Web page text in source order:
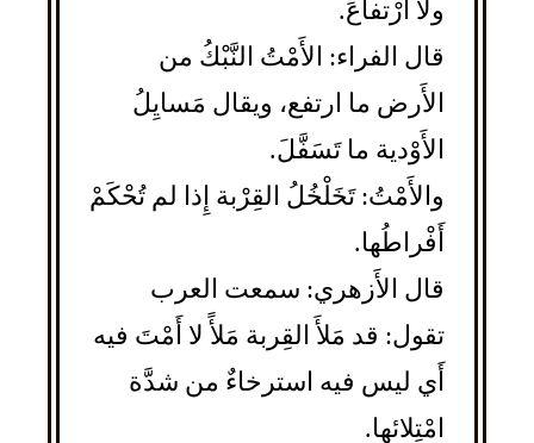
ولا ارْتفاعَ.
قال الفراء: الأَمْتُ النَّبْكُ من
الأَرض ما ارتفع، ويقال مَسايِلُ
الأَوْدية ما تَسَفَّلَ.
والأَمْتُ: تَخَلْخُلُ القِرْبة إِذا لم تُحْكَمْ
أَفْراطُها.
قال الأَزهري: سمعت العرب
تقول: قد مَلأَ القِربة مَلأً لا أَمْتَ فيه
أَي ليس فيه استرخاءٌ من شدَّة
امْتِلائها.